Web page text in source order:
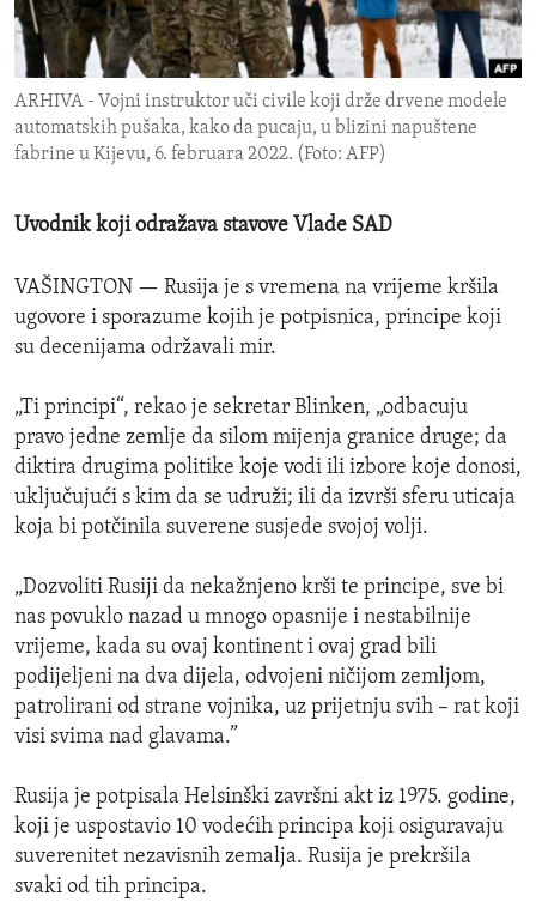
ENVIRONMENT AND HEALTH
IDEALS AND INSTITUTIONS
ARHIVA - Vojni instruktor uči civile koji drže drvene modele
automatskih pušaka, kako da pucaju, u blizini napuštene
fabrine u Kijevu, 6. februara 2022. (Foto: AFP)
Uvodnik koji odražava stavove Vlade SAD
VAŠINGTON — Rusija je s vremena na vrijeme kršila
ugovore i sporazume kojih je potpisnica, principe koji
su decenijama održavali mir.
„Ti principi“, rekao je sekretar Blinken, „odbacuju
pravo jedne zemlje da silom mijenja granice druge; da
diktira drugima politike koje vodi ili izbore koje donosi,
uključujući s kim da se udruži; ili da izvrši sferu uticaja
koja bi potčinila suverene susjede svojoj volji.
„Dozvoliti Rusiji da nekažnjeno krši te principe, sve bi
nas povuklo nazad u mnogo opasnije i nestabilnije
vrijeme, kada su ovaj kontinent i ovaj grad bili
podijeljeni na dva dijela, odvojeni ničijom zemljom,
patrolirani od strane vojnika, uz prijetnju svih – rat koji
visi svima nad glavama.”
Rusija je potpisala Helsinški završni akt iz 1975. godine,
koji je uspostavio 10 vodećih principa koji osiguravaju
suverenitet nezavisnih zemalja. Rusija je prekršila
svaki od tih principa.